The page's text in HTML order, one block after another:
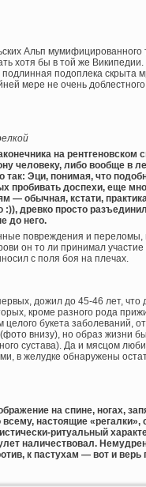
Альп мумифицированного
хотя бы в той же
подлинная подоплека скрыта
мере не очень
на рентгеновском
человеку, либо вообще в
так: Эци, понимая, что
пробивать доспехи, еще
— обычная, кстати,
древко просто
до него.
повреждения и
он то ли принимал участие
с поля боя на плечах.
дожил до 45-46 лет, что
кроме разного рода
букета заболеваний,
(фото внизу), но образ жизни
сустава). Да и мясцом
в желудке обнаружены
на спине, ногах,
настоящие
ритуальный
наличествовал.
к пастухам — вот и верь